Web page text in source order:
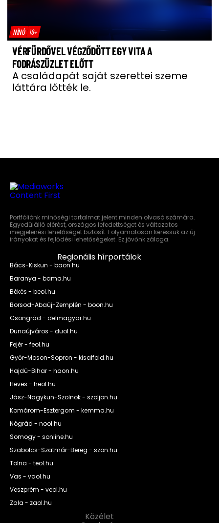
NÍNÓ 18+
VÉRFÜRDŐVEL VÉGZŐDÖTT EGY VITA A
FODRÁSZÜZLET ELŐTT
A családapát saját szerettei szeme
láttára lőtték le.
Portfóliónk minőségi tartalmat jelent minden olvasó számára.
Egyedülálló elérést, országos lefedettséget és változatos
megjelenési lehetőséget biztosít. Folyamatosan keressük az új
irányokat és fejlődési lehetőségeket. Ez jövőnk záloga.
Regionális hírportálok
Bács-Kiskun - baon.hu
Baranya - bama.hu
Békés - beol.hu
Borsod-Abaúj-Zemplén - boon.hu
Csongrád - delmagyar.hu
Dunaújváros - duol.hu
Fejér - feol.hu
Győr-Moson-Sopron - kisalfold.hu
Hajdú-Bihar - haon.hu
Heves - heol.hu
Jász-Nagykun-Szolnok - szoljon.hu
Komárom-Esztergom - kemma.hu
Nógrád - nool.hu
Somogy - sonline.hu
Szabolcs-Szatmár-Bereg - szon.hu
Tolna - teol.hu
Vas - vaol.hu
Veszprém - veol.hu
Zala - zaol.hu
Közélet